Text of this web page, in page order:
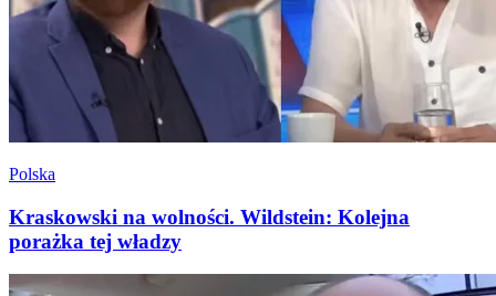
Polska
Kraskowski na wolności. Wildstein: Kolejna
porażka tej władzy